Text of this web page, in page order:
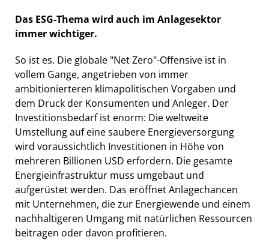
Das ESG-Thema wird auch im Anlagesektor
immer wichtiger.
So ist es. Die globale "Net Zero"-Offensive ist in
vollem Gange, angetrieben von immer
ambitionierteren klimapolitischen Vorgaben und
dem Druck der Konsumenten und Anleger. Der
Investitionsbedarf ist enorm: Die weltweite
Umstellung auf eine saubere Energieversorgung
wird voraussichtlich Investitionen in Höhe von
mehreren Billionen USD erfordern. Die gesamte
Energieinfrastruktur muss umgebaut und
aufgerüstet werden. Das eröffnet Anlagechancen
mit Unternehmen, die zur Energiewende und einem
nachhaltigeren Umgang mit natürlichen Ressourcen
beitragen oder davon profitieren.